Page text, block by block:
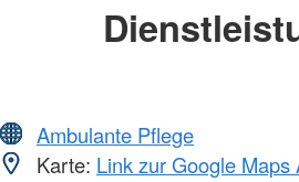
Ambulante Pflege
Karte: Link zur Google Maps